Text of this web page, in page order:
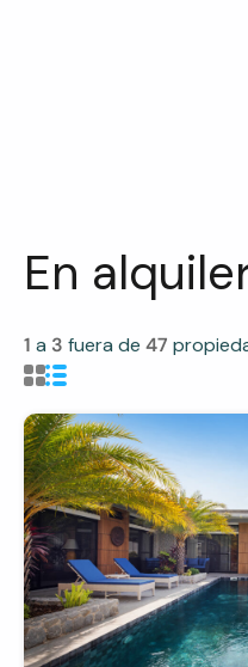
En
1 a 3 fuera de 47